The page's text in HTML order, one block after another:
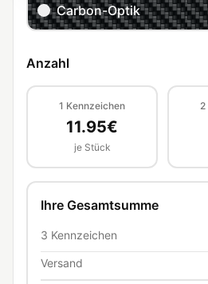
Carbon-Optik
Anzahl
1 Kennzeichen
11.95€
je Stück
2
Ihre Gesamtsumme
3 Kennzeichen
Versand